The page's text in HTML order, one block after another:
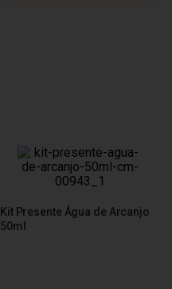
Kit Presente Água de Arcanjo
50ml